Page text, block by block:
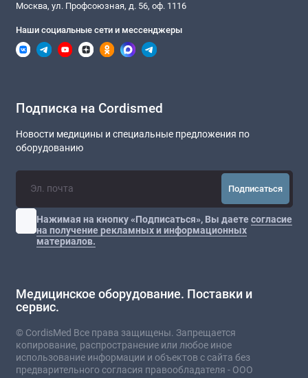
Москва, ул. Профсоюзная, д. 56, оф. 1116
Наши социальные сети и мессенджеры
Подписка на Cordismed
Новости медицины и специальные предложения по
оборудованию
Подписаться
Нажимая на кнопку «Подписаться», Вы даетесогласие
на получение рекламных и информационных
материалов.
Медицинское оборудование. Поставки и
сервис.
© CordisMed Все права защищены. Запрещается
копирование, распространение или любое иное
использование информации и объектов с сайта без
предварительного согласия правообладателя - ООО